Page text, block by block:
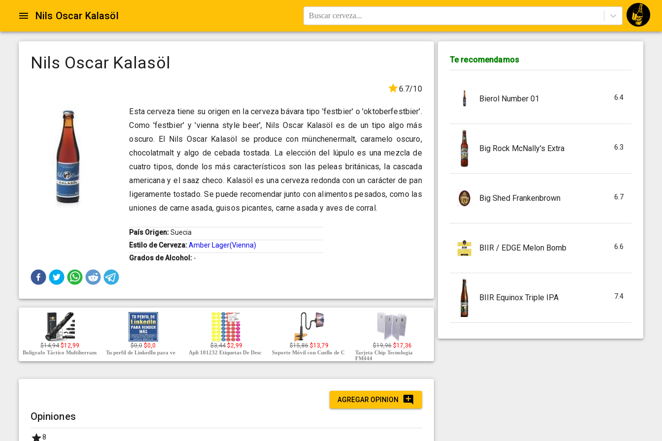
Nils Oscar Kalasöl Buscar cerveza...
Nils Oscar Kalasöl
6.7/10
Esta cerveza tiene su origen en la cerveza bávara tipo 'festbier' o 'oktoberfestbier'.
Como 'festbier' y 'vienna style beer', Nils Oscar Kalasöl es de un tipo algo más
oscuro. El Nils Oscar Kalasöl se produce con münchenermalt, caramelo oscuro,
chocolatmalt y algo de cebada tostada. La elección del lúpulo es una mezcla de
cuatro tipos, donde los más característicos son las peleas británicas, la cascada
americana y el saaz checo. Kalasöl es una cerveza redonda con un carácter de pan
ligeramente tostado. Se puede recomendar junto con alimentos pesados, como las
uniones de carne asada, guisos picantes, carne asada y aves de corral.
País Origen:Suecia
Estilo de Cerveza:Amber Lager(Vienna)
Grados de Alcohol: -
$14,94 $12,99
Bolígrafo Táctico Multiherram
$0,0 $0,0
Tu perfil de LinkedIn para ve
$3,44 $2,99
Apli 101232 Etiquetas De Desc
$15,86 $13,79
Soporte Móvil con Cuello de C
$19,96 $17,36
Tarjeta Chip Tecnologia
FM444
AGREGAR OPINION
Opiniones
8
Te recomendamos
Bierol Number 01 6.4
Big Rock McNally's Extra 6.3
Big Shed Frankenbrown 6.7
BIIR / EDGE Melon Bomb 6.6
BIIR Equinox Triple IPA 7.4